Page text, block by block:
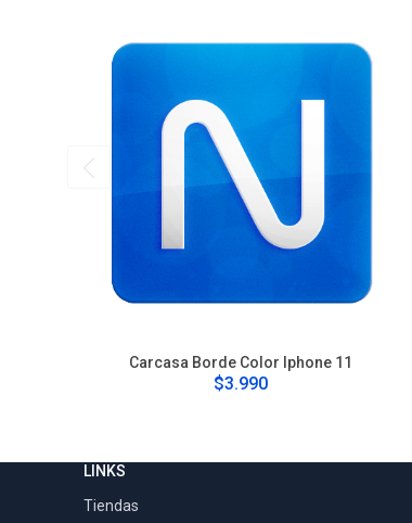
Carcasa Borde Color Iphone 11
$3.990
LINKS
Tiendas